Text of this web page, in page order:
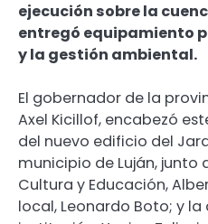
ejecución sobre la
entregó equipamiento
y la gestión ambiental.
El gobernador de la
Axel Kicillof, encabezó
del nuevo edificio del
municipio de Luján,
Cultura y Educación,
local, Leonardo Boto; y